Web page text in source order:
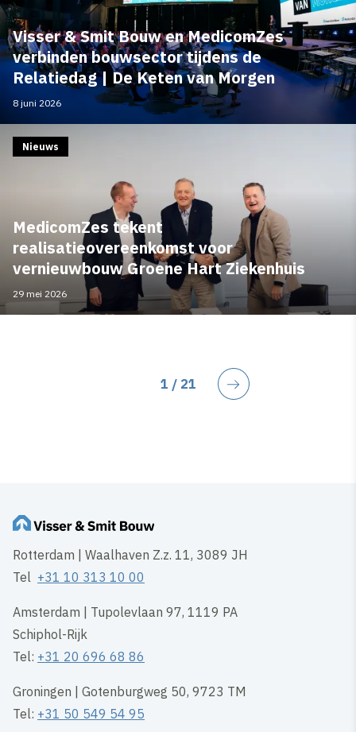
Visser & Smit Bouw en MedicomZes
verbinden bouwsector tijdens de
Relatiedag | De Keten van Morgen
8 juni 2026
MedicomZes tekent
realisatieovereenkomst voor
vernieuwbouw Groene Hart Ziekenhuis
Nieuws
29 mei 2026
Huidige pagina
1 / 21
Volgende
Rotterdam | Waalhaven Z.z. 11, 3089 JH
Tel +31 10 313 10 00
Amsterdam | Tupolevlaan 97, 1119 PA
Schiphol-Rijk
Tel: +31 20 696 68 86
Groningen | Gotenburgweg 50, 9723 TM
Tel: +31 50 549 54 95